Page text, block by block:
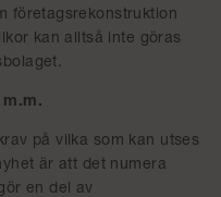
företagsrekonstruktion
kan alltså inte göras
på vilka som kan utses
är att det numera
en del av